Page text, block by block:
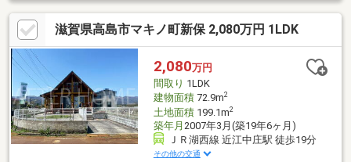
間を大切にしながら生活していただける間取りとなっています。
自然に囲まれた落ち着いた環境と、生活のしやすさを兼ね備え
た、家族で心地よく暮らせる住まいです。【備考】・外壁、屋根
塗装後引き渡し。・地下水利用可。
滋賀県高島市マキノ町新保 2,080万円 1LDK
2,080万円
間取り 1LDK
建物面積72.9m2
土地面積199.1m2
築年月 2007年3月(築19年6ヶ月)
ＪＲ湖西線 近江中庄駅 徒歩19分
その他の交通